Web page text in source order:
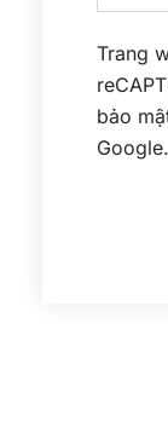
Trang
bảo
Google.